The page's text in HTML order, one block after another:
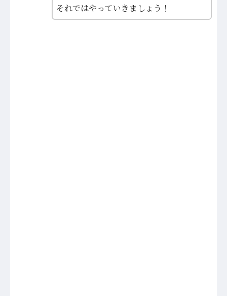
それではやっていきましょう！